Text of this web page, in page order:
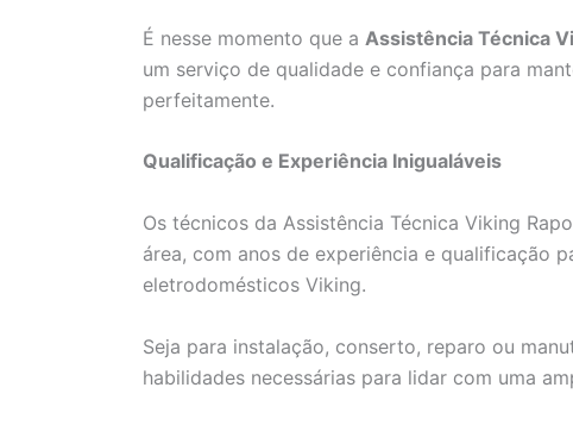
É nesse momento que a Assistência Técnica
um serviço de qualidade e confiança para
perfeitamente.
Qualificação e Experiência Inigualáveis
Os técnicos da Assistência Técnica Viking
área, com anos de experiência e qualificação
eletrodomésticos Viking.
Seja para instalação, conserto, reparo ou
habilidades necessárias para lidar com uma